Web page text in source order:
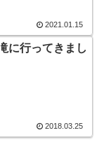
2021.01.15
に行ってきまし
2018.03.25